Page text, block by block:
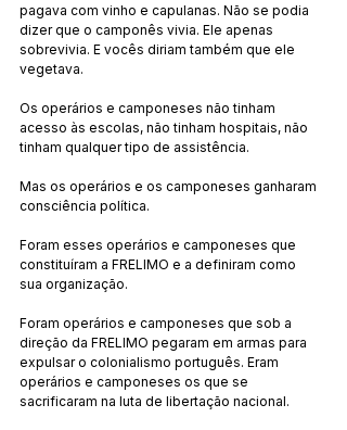
pagava com vinho e capulanas. Não se podia
dizer que o camponês vivia. Ele apenas
sobrevivia. E vocês diriam também que ele
vegetava.
Os operários e camponeses não tinham
acesso às escolas, não tinham hospitais, não
tinham qualquer tipo de assistência.
Mas os operários e os camponeses ganharam
consciência política.
Foram esses operários e camponeses que
constituíram a FRELIMO e a definiram como
sua organização.
Foram operários e camponeses que sob a
direção da FRELIMO pegaram em armas para
expulsar o colonialismo português. Eram
operários e camponeses os que se
sacrificaram na luta de libertação nacional.